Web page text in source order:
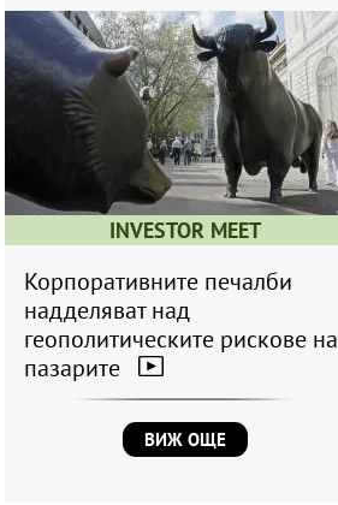
INVESTOR MEET
Корпоративните печалби
надделяват над
геополитическите рискове на
пазарите
ВИЖ ОЩЕ